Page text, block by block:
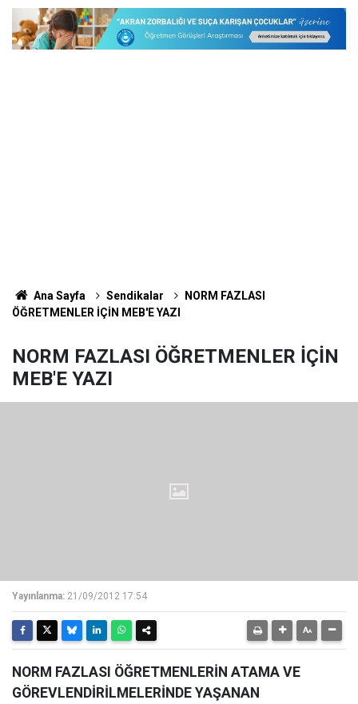
Ana Sayfa Sendikalar
NORM FAZLASI
ÖĞRETMENLER İÇİN MEB'E YAZI
NORM FAZLASI ÖĞRETMENLER İÇİN
MEB'E YAZI
Yayınlanma: 21/09/2012 17:54
NORM FAZLASI ÖĞRETMENLERİN ATAMA VE
GÖREVLENDİRİLMELERİNDE YAŞANAN